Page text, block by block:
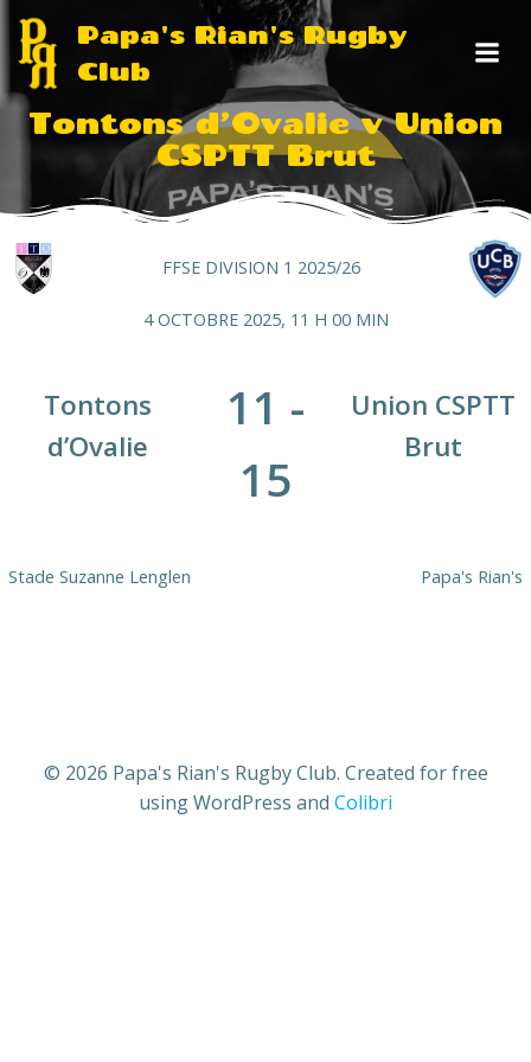
Aller
au
contenu
Papa's Rian's Rugby
Club
Tontons d’Ovalie v Union
CSPTT Brut
FFSE DIVISION 1 2025/26
4 OCTOBRE 2025, 11 H 00 MIN
Tontons
d’Ovalie
11 -
15
Union CSPTT
Brut
Stade Suzanne Lenglen Papa's Rian's
© 2026 Papa's Rian's Rugby Club. Created for free
using WordPress and Colibri